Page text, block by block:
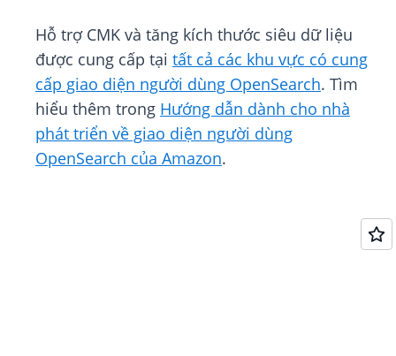
Hỗ trợ CMK và tăng kích thước siêu dữ liệu
được cung cấp tại tất cả các khu vực có cung
cấp giao diện người dùng OpenSearch. Tìm
hiểu thêm trong Hướng dẫn dành cho nhà
phát triển về giao diện người dùng
OpenSearch của Amazon.